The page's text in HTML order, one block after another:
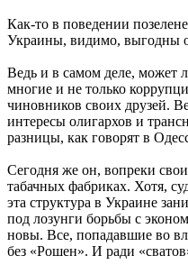
Как-то в поведении
Украины, видимо, выгодны
Ведь и в самом деле, может
многие и не только
чиновников своих друзей.
интересы олигархов и
разницы, как говорят в
Сегодня же он, вопреки
табачных фабриках. Хотя,
эта структура в Украине
под лозунги борьбы с
новы. Все, попадавшие во
без «Рошен». И ради